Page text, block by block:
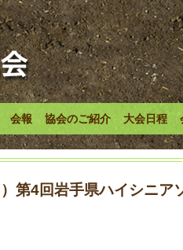
会報 協会のご紹介 大会日程
第4回岩手県ハイシニア